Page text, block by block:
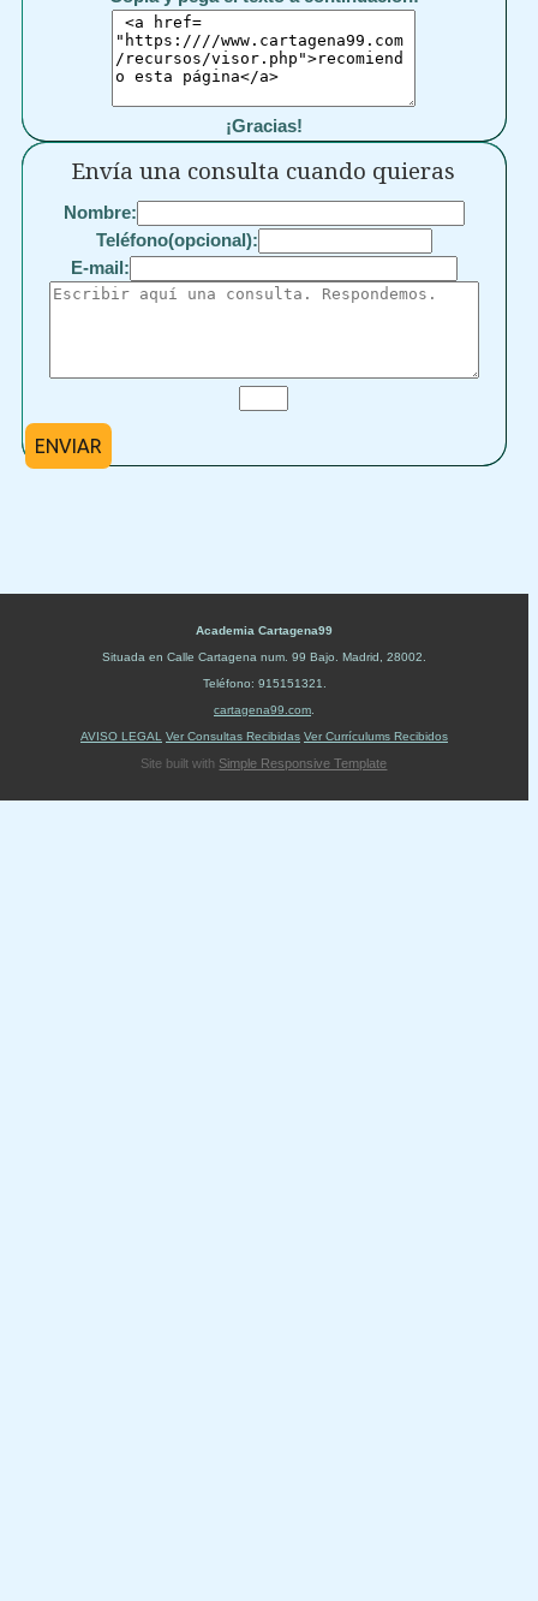
¡Gracias!
Envía una consulta cuando quieras
Nombre:
Teléfono(opcional):
E-mail:
ENVIAR
Academia Cartagena99
Situada en Calle Cartagena num. 99 Bajo Madrid 28002
Teléfono: 915151321
cartagena99.com
AVISO LEGAL
Ver Consultas Recibidas Ver Currículums Recibidos
Site built with Simple Responsive Template